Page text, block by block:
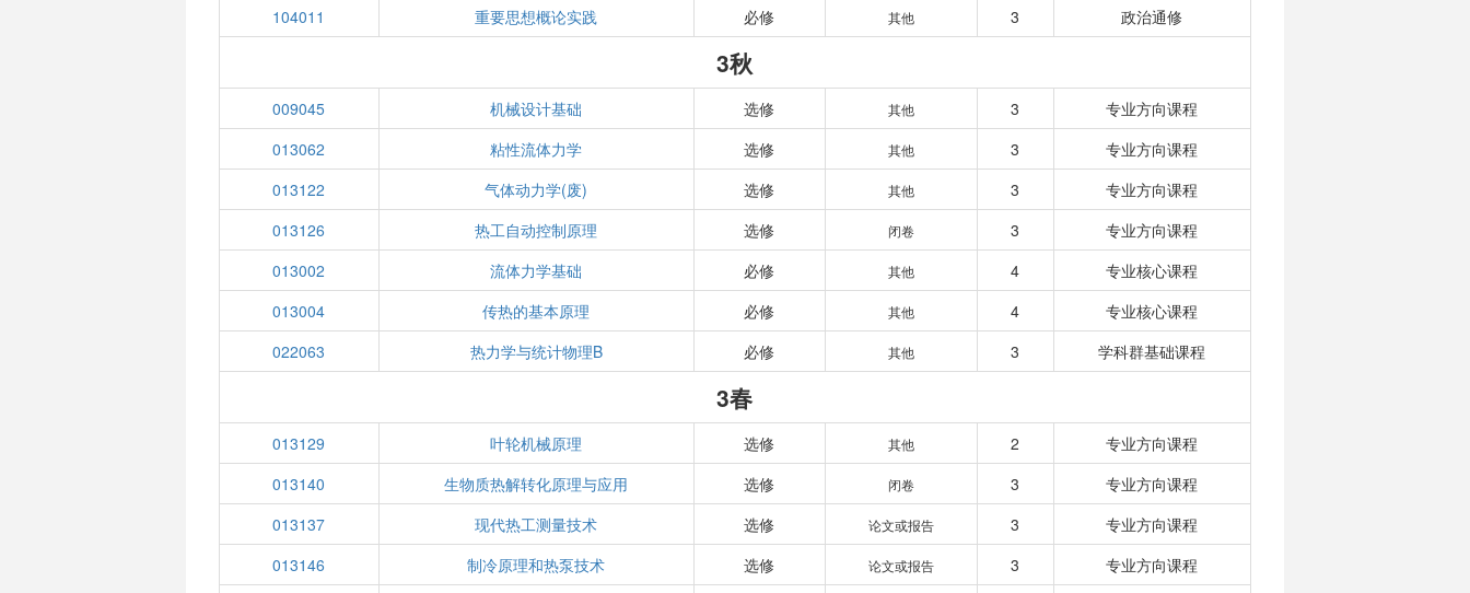
104011 重要思想概论实践 必修 其他 3 政治通修
3秋
009045 机械设计基础 选修 其他 3
专业方向课程
013062
粘性流体力学 选修 其他 3
专业方向课程
013122
气体动力学(废) 选修 其他 3
专业方向课程
013126
热工自动控制原理 选修 闭卷 3
专业方向课程
013002
流体力学基础 必修 其他 4
专业核心课程
013004
传热的基本原理 必修 其他 4
专业核心课程
022063
热力学与统计物理B 必修 其他 3 学科群基础课程
3春
013129 叶轮机械原理 选修 其他 2
专业方向课程
013140
生物质热解转化原理与应用 选修 闭卷 3
专业方向课程
013137
现代热工测量技术 选修 论文或报告 3
专业方向课程
013146
制冷原理和热泵技术 选修 论文或报告 3
专业方向课程